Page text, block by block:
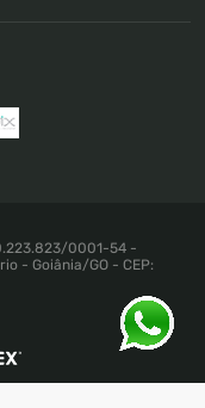
0001-54 -
- Goiânia/GO - CEP: